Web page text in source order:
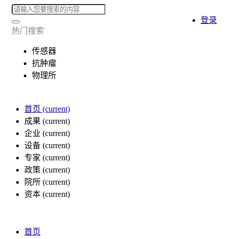
热门搜索
传感器
抗肿瘤
物理所
首页 (current)
成果 (current)
企业 (current)
设备 (current)
专家 (current)
政策 (current)
院所 (current)
资本 (current)
登录
首页